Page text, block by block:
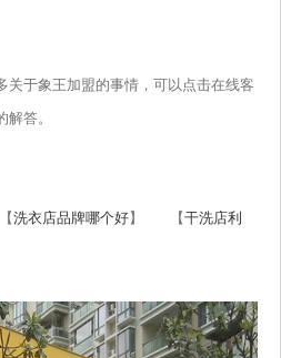
于象王加盟的事情，可以点击在线客
答。
洗衣店品牌哪个好】 【干洗店利